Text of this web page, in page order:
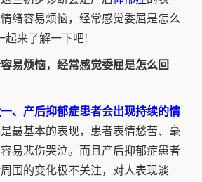
绪容易烦恼，经常感觉委屈是怎么
起来了解一下吧!
易烦恼，经常感觉委屈是怎么回
一、产后抑郁症患者会出现持续的情
最基本的表现，患者表情愁苦、毫
易悲伤哭泣。而且产后抑郁症患者
围的变化极不关注，对人表现淡